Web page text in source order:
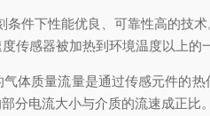
下性能优良、可靠性高的技
传感器被加热到环境温度以上的
质量流量是通过传感元件的
分电流大小与介质的流速成正比。